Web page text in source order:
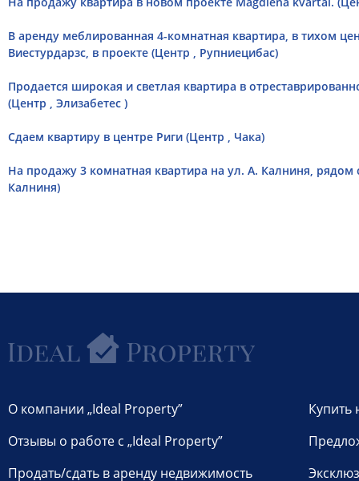
В аренду меблированная 4-комнатная квартира, в тихом
Виестурдарзс, в проекте (Центр , Рупниецибас)
Продается широкaя и светлая квартира в
(Центр , Элизабетес )
Сдаем квартиру в центре Риги (Центр , Чака)
На продажу 3 комнатная квартира на ул. А. Калниня,
Калниня)
О компании „Ideal Property”
Отзывы о работе с „Ideal Property”
Продать/сдать в аренду недвижимость
Купить